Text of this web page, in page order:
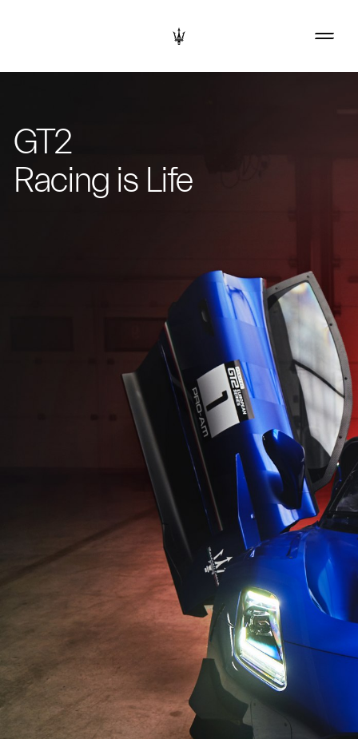
GT2
Racing is Life